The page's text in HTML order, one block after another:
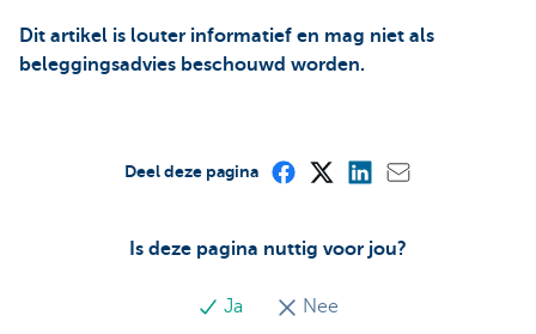
Dit artikel is louter informatief en mag niet als
beleggingsadvies beschouwd worden.
Is deze pagina nuttig voor jou?
Ja Nee
Deel deze pagina